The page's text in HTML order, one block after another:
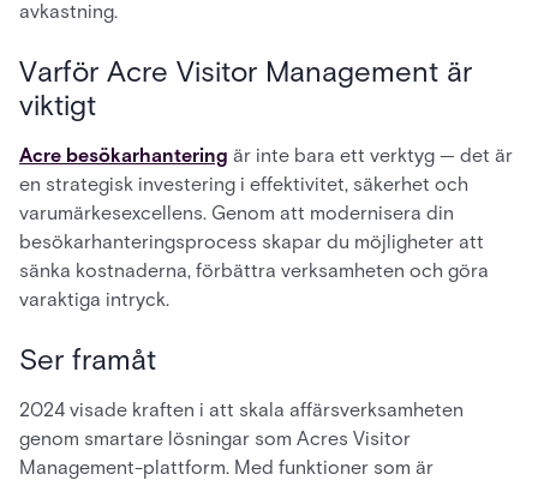
avkastning.
Varför Acre Visitor Management är
viktigt
Acre besökarhantering är inte bara ett verktyg — det är
en strategisk investering i effektivitet, säkerhet och
varumärkesexcellens. Genom att modernisera din
besökarhanteringsprocess skapar du möjligheter att
sänka kostnaderna, förbättra verksamheten och göra
varaktiga intryck.
Ser framåt
2024 visade kraften i att skala affärsverksamheten
genom smartare lösningar som Acres Visitor
Management-plattform. Med funktioner som är